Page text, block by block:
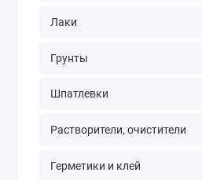
Лаки
Грунты
Шпатлевки
Растворители, очистители
Герметики и клей